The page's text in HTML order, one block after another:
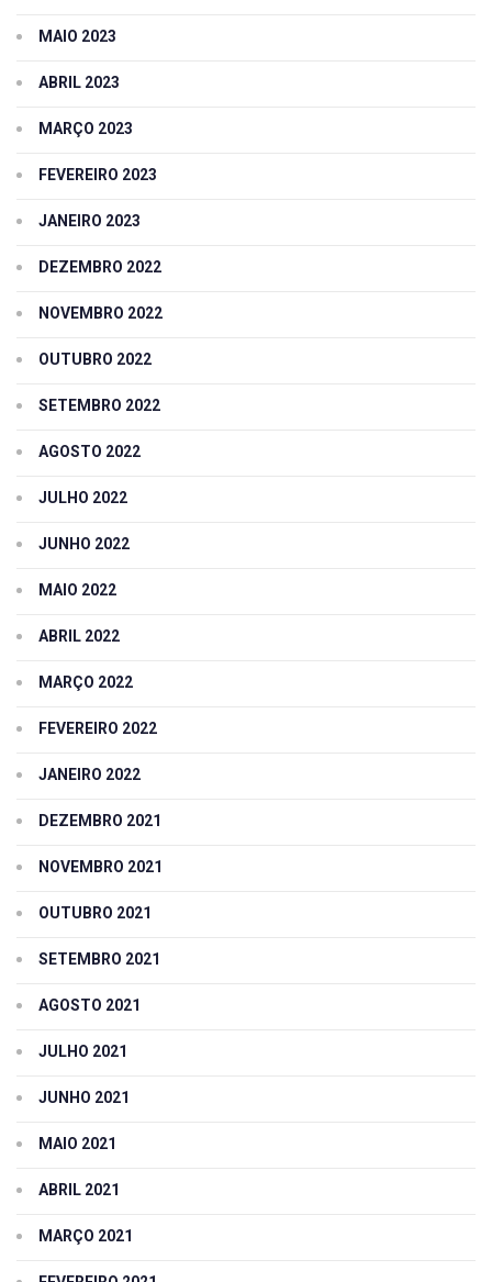
MAIO 2023
ABRIL 2023
MARÇO 2023
FEVEREIRO 2023
JANEIRO 2023
DEZEMBRO 2022
NOVEMBRO 2022
OUTUBRO 2022
SETEMBRO 2022
AGOSTO 2022
JULHO 2022
JUNHO 2022
MAIO 2022
ABRIL 2022
MARÇO 2022
FEVEREIRO 2022
JANEIRO 2022
DEZEMBRO 2021
NOVEMBRO 2021
OUTUBRO 2021
SETEMBRO 2021
AGOSTO 2021
JULHO 2021
JUNHO 2021
MAIO 2021
ABRIL 2021
MARÇO 2021